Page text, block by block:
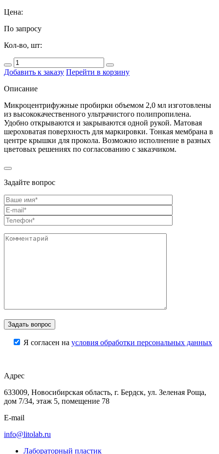
Цена:
По запросу
Кол-во, шт:
Добавить к заказу Перейти в корзину
Описание
Микроцентрифужные пробирки объемом 2,0 мл изготовлены
из высококачественного ультрачистого полипропилена.
Удобно открываются и закрываются одной рукой. Матовая
шероховатая поверхность для маркировки. Тонкая мембрана в
центре крышки для прокола. Возможно исполнение в разных
цветовых решениях по согласованию с заказчиком.
Задайте вопрос
Я согласен на условия обработки персональных данных
Адрес
633009, Новосибирская область, г. Бердск, ул. Зеленая Роща,
дом 7/34, этаж 5, помещение 78
E-mail
info@litolab.ru
Лабораторный пластик